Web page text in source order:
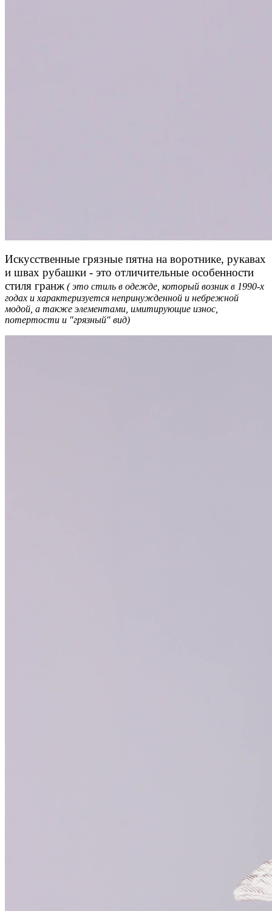
Искусственные грязные пятна на воротнике, рукавах
и швах рубашки - это отличительные особенности
стиля гранж ( это стиль в одежде, который возник в 1990-х
годах и характеризуется непринужденной и небрежной
модой, а также элементами, имитирующие износ,
потертости и "грязный" вид)